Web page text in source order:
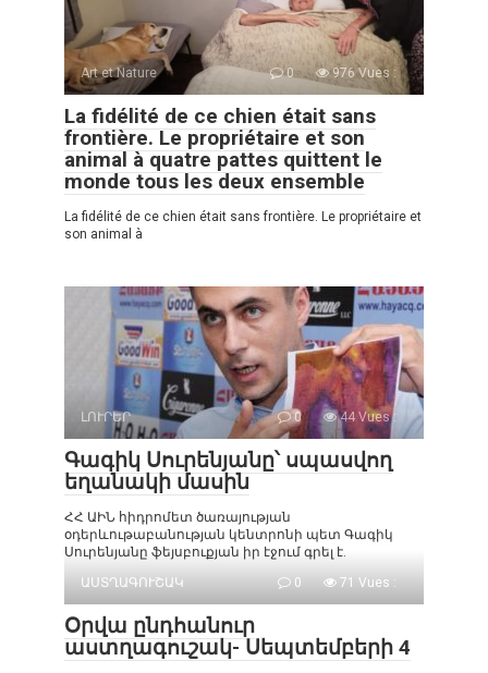
Art et Nature 0 976 Vues :
La fidélité de ce chien était sans
frontière. Le propriétaire et son
animal à quatre pattes quittent le
monde tous les deux ensemble
La fidélité de ce chien était sans frontière. Le propriétaire et
son animal à
ԼՈՒՐԵՐ 0 44 Vues :
Գագիկ Սուրենյանը՝ սպասվող
եղանակի մասին
ՀՀ ԱԻՆ հիդրոմետ ծառայության
օդերևութաբանության կենտրոնի պետ Գագիկ
Սուրենյանը ֆեյսբուքյան իր էջում գրել է.
ԱՍՏՂԱԳՈՒՇԱԿ
0 71 Vues :
Օրվա ընդհանուր
աստղագուշակ- Սեպտեմբերի 4